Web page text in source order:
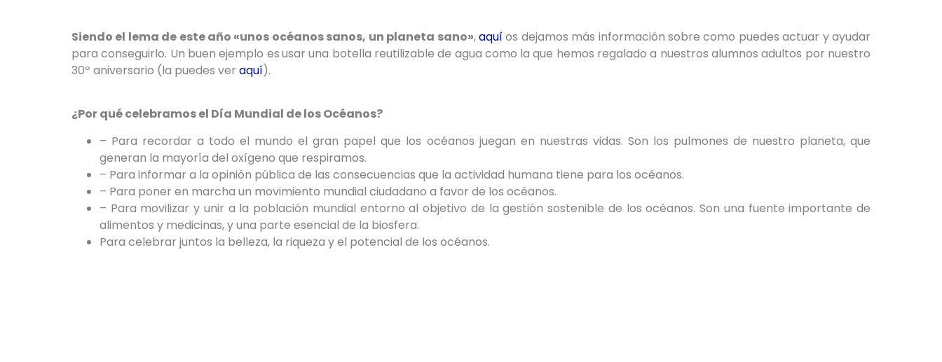
Siendo el lema de este año «unos océanos sanos, un planeta sano»,aquíos dejamos más información sobre como puedes actuar y ayudar
para conseguirlo. Un buen ejemplo esusar una botella reutilizable de agua como la que hemos regalado a nuestros alumnos adultos por nuestro
30º aniversario (la puedes ver aquí).
¿Por qué celebramos el Día Mundial de los Océanos?
– Para recordar a todo el mundo el gran papel que los océanos juegan en nuestras vidas. Son los pulmones de nuestro planeta, que
generan la mayoría del oxígeno que respiramos.
– Para informar a la opinión pública de las consecuencias que la actividad humana tiene para los océanos.
– Para poner en marcha un movimiento mundial ciudadano a favor de los océanos.
– Para movilizar y unir a la población mundial entorno al objetivo de la gestión sostenible de los océanos. Son una fuente importante de
alimentos y medicinas, y una parte esencial de la biosfera.
Para celebrar juntos la belleza, la riqueza y el potencial de los océanos.